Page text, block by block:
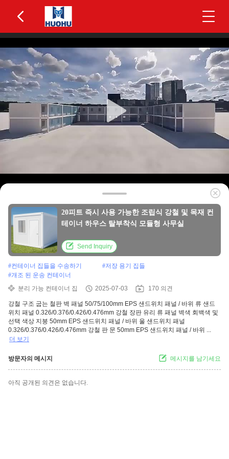
20피트 즉시 사용 가능한 조립식 강철 및 목재 컨
테이너 하우스 탈부착식 모듈형 사무실
Send Inquiry
#컨테이너 집들을 수송하기 #저장 용기 집들
#개조 된 운송 컨테이너
분리 가능 컨테이너 집
2025-07-03 170 의견
강철 구조 굽는 철판 벽 패널 50/75/100mm EPS 샌드위치 패널 / 바위 류 샌드
위치 패널 0.326/0.376/0.426/0.476mm 강철 장판 유리 류 패널 벽색 회백색 및
선택 색상 지붕 50mm EPS 샌드위치 패널 / 바위 울 샌드위치 패널
0.326/0.376/0.426/0.476mm 강철 판 문 50mm EPS 샌드위치 패널 / 바위 ...
더 보기
방문자의 메시지 메시지를 남기세요
아직 공개된 의견은 없습니다.